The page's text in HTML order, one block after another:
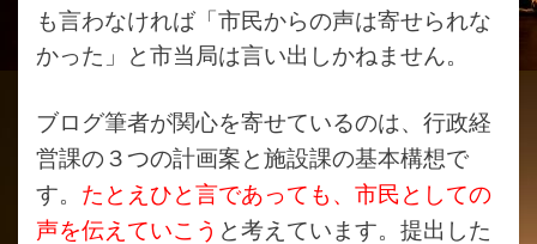
も言わなければ「市民からの声は寄せられな
かった」と市当局は言い出しかねません。
ブログ筆者が関心を寄せているのは、行政経
営課の３つの計画案と施設課の基本構想で
す。 たとえひと言であっても、市民としての
声を伝えていこう と考えています。提出した